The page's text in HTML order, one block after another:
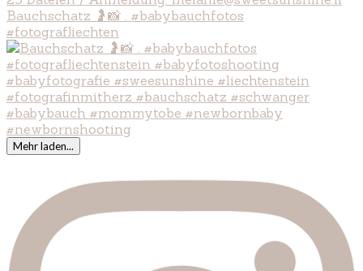
Bauchschatz 🤰📸 . #babybauchfotos
#fotografliechten
Mehr laden...